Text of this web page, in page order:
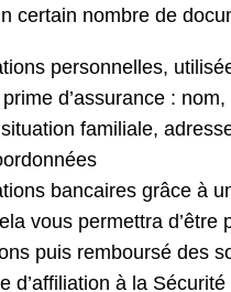
certain nombre de
personnelles,
d’assurance :
familiale,
bancaires grâce à
vous permettra d’être
puis remboursé des
d’affiliation à la